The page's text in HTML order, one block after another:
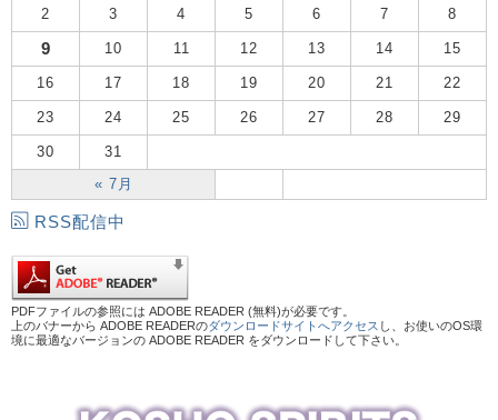
« 7月
2 3 4 5 6 7 8
9 10 11 12 13 14 15
16 17 18 19 20 21 22
23 24 25 26 27 28 29
30 31
RSS配信中
PDFファイルの参照には ADOBE READER (無料)が必要です。
上のバナーから ADOBE READERのダウンロードサイトへアクセス し、お使いのOS環
境に最適なバージョンの ADOBE READER をダウンロードして下さい。